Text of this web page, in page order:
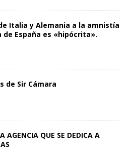
Italia y Alemania a la amnistía
España es «hipócrita».
de Sir Cámara
AGENCIA QUE SE DEDICA A